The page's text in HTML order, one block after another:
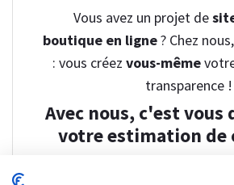
Vous avez un projet de
boutique en ligne? Chez nous,
: vous créez vous-même
transparence !
Avec nous, c'est vous
votre estimation de